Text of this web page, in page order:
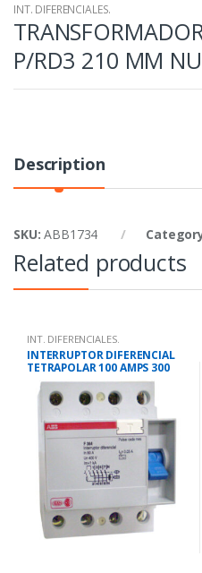
INT. DIFERENCIALES.
P/RD3 210 MM
Description
SKU:ABB1734
Related products
INT. DIFERENCIALES.
INTERRUPTOR DIFERENCIAL
TETRAPOLAR 100 AMPS 300
MA